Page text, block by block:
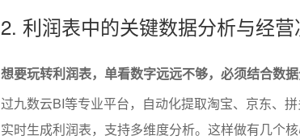
2. 利润表中的关键数据分析与经营
想要玩转利润表，单看数字远远不够，必须结合数据
过九数云BI等专业平台，自动化提取淘宝、京东、
实时生成利润表，支持多维度分析。这样做有几个核